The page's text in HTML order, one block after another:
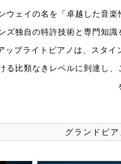
ウェイの名を「卓越した音
ズ独自の特許技術と専門知
ップライトピアノは、スタ
る比類なきレベルに到達し
グランドピア